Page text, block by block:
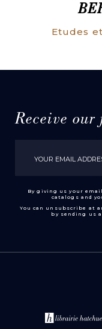
Etudes
Receive
By giving us your
catalogs and
You can unsubscribe at
by sending us